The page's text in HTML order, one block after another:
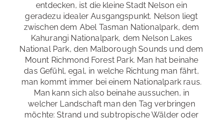
entdecken, ist die kleine Stadt Nelson ein
geradezu idealer Ausgangspunkt. Nelson liegt
zwischen dem Abel Tasman Nationalpark, dem
Kahurangi Nationalpark, dem Nelson Lakes
National Park, den Malborough Sounds und dem
Mount Richmond Forest Park. Man hat beinahe
das Gefühl, egal, in welche Richtung man fährt,
man kommt immer bei einem Nationalpark raus.
Man kann sich also beinahe aussuchen, in
welcher Landschaft man den Tag verbringen
möchte: Strand und subtropische Wälder oder